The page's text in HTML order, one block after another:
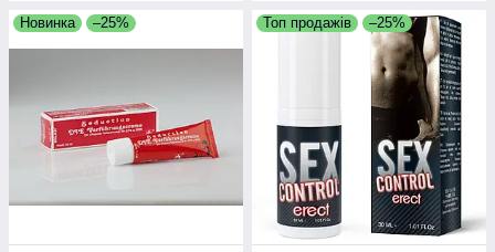
Новинка –25% Топ продажів –25%